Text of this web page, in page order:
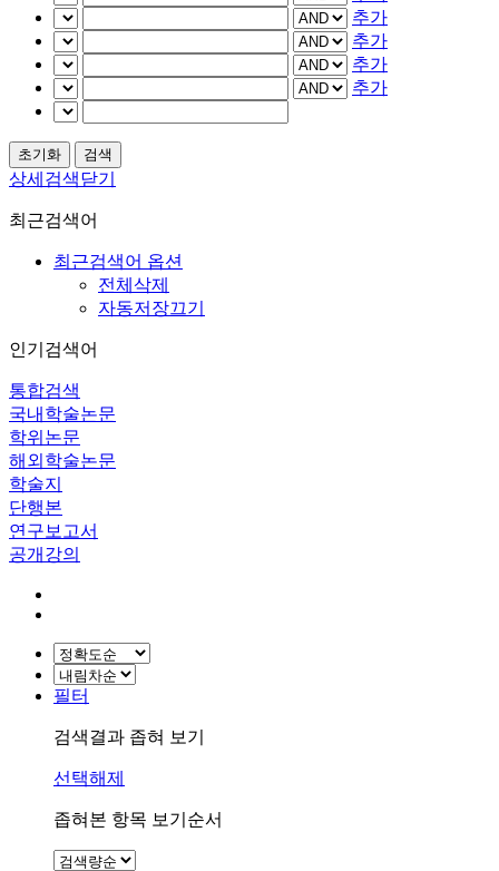
추가
추가
추가
추가
상세검색닫기
최근검색어
최근검색어 옵션
전체삭제
자동저장끄기
인기검색어
통합검색
국내학술논문
학위논문
해외학술논문
학술지
단행본
연구보고서
공개강의
필터
검색결과 좁혀 보기
선택해제
좁혀본 항목 보기순서